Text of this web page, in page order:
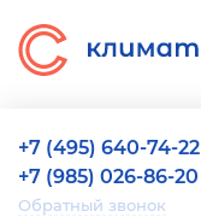
+7 (495) 640-74-22
+7 (985) 026-86-20
Обратный звонок